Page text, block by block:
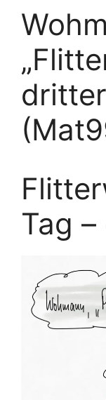
Tag